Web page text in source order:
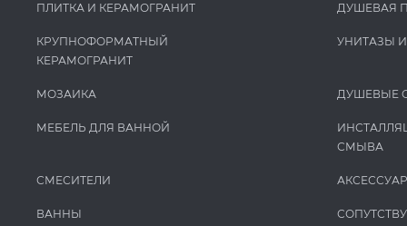
ПЛИТКА И КЕРАМОГРАНИТ
КРУПНОФОРМАТНЫЙ
КЕРАМОГРАНИТ
МОЗАИКА
МЕБЕЛЬ ДЛЯ ВАННОЙ
СМЕСИТЕЛИ
ВАННЫ
ДУШЕВАЯ
УНИТАЗЫ
ДУШЕВЫЕ
СМЫВА